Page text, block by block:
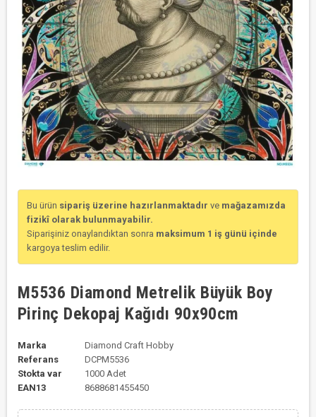
Bu ürün sipariş üzerine hazırlanmaktadır ve mağazamızda
fizikî olarak bulunmayabilir.
Siparişiniz onaylandıktan sonra maksimum 1 iş günü içinde
kargoya teslim edilir.
M5536 Diamond Metrelik Büyük Boy
Pirinç Dekopaj Kağıdı 90x90cm
Marka
Diamond Craft Hobby
Referans
DCPM5536
Stokta var
1000 Adet
EAN13
8688681455450